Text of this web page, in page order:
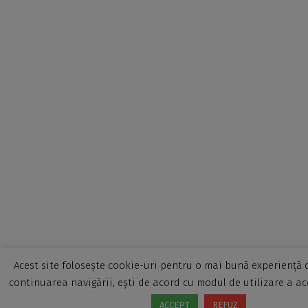
Acest site folosește cookie-uri pentru o mai bună experiență
continuarea navigării, ești de acord cu modul de utilizare a
ACCEPT REFUZ